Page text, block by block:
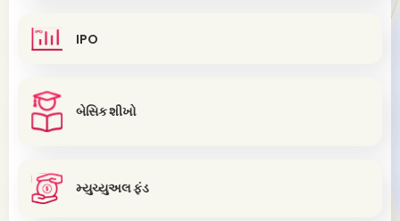
IPO
બેસિક શીખો
મ્યુચ્યુઅલ ફંડ